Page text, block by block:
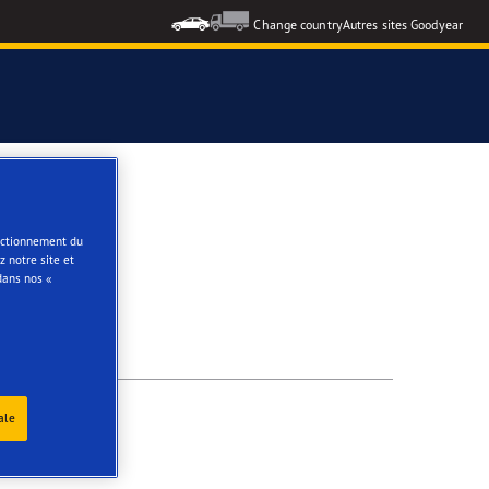
Change countryAutres sites Goodyear
du
notre site et
nos «